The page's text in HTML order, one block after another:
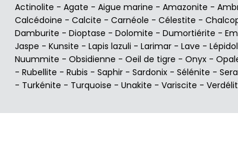
Actinolite - Agate - Aigue marine - Amazonite -
Calcédoine - Calcite - Carnéole - Célestite -
Damburite - Dioptase - Dolomite - Dumortiérite -
Jaspe - Kunsite - Lapis lazuli - Larimar - Lave -
Nuummite - Obsidienne - Oeil de tigre - Onyx -
- Rubellite - Rubis - Saphir - Sardonix - Sélénite -
- Turkénite - Turquoise - Unakite - Variscite -